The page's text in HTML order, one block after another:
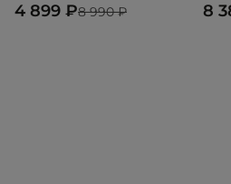
8 990 ₽
4 899 ₽ 8